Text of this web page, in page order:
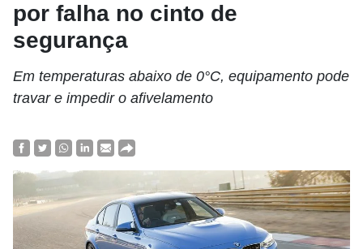
por falha no cinto de
segurança
Em temperaturas abaixo de 0°C, equipamento pode
travar e impedir o afivelamento